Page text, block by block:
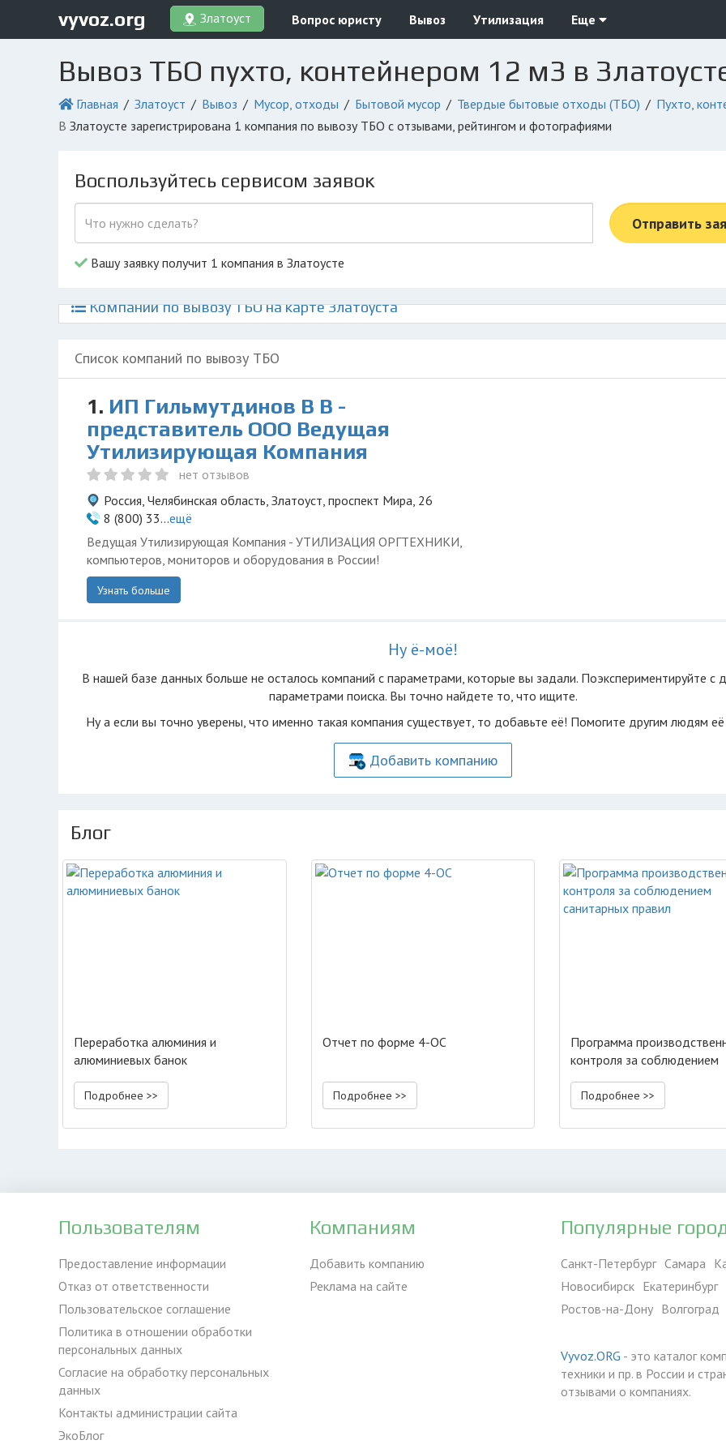
vyvoz.org Златоуст Вопрос юристу Вывоз Утилизация Еще
Вывоз ТБО пухто, контейнером 12 м3 в
Главная Златоуст Вывоз Мусор, отходы Бытовой мусор Твердые бытовые отходы (ТБО)
Пухто,
в Златоусте зарегистрирована 1 компания по вывозу ТБО с отзывами, рейтингом и фотографиями
Воспользуйтесь сервисом заявок
Отправить
Вашу заявку получит 1 компания в Златоусте
Компании по вывозу ТБО на карте Златоуста
Список компаний по вывозу ТБО
1. ИП Гильмутдинов В В -
представитель ООО Ведущая
Утилизирующая Компания
нет отзывов
Россия, Челябинская область, Златоуст, проспект Мира, 26
8 (800) 33...ещё
Ведущая Утилизирующая Компания - УТИЛИЗАЦИЯ ОРГТЕХНИКИ,
компьютеров, мониторов и оборудования в России!
Узнать больше
Ну ё-моё!
В нашей базе данных больше не осталоcь компаний с параметрами, которые вы задали. Поэкспериментируйте с
параметрами поиска. Вы точно найдете то, что ищите.
Ну а если вы точно уверены, что именно такая компания существует, то добавьте её! Помогите другим людям
Добавить компанию
Блог
Переработка алюминия и
алюминиевых банок
Подробнее >>
Отчет по форме 4-ОС
Подробнее >>
Программа
контроля за соблюдением
санитарных правил
Подробнее >>
Пользователям
Предоставление информации
Отказ от ответственности
Пользовательское соглашение
Политика в отношении обработки
персональных данных
Согласие на обработку персональных
данных
Контакты администрации сайта
ЭкоБлог
Компаниям
Добавить компанию
Реклама на сайте
Популярные
Санкт-Петербург Самара
Новосибирск Екатеринбург
Ростов-на-Дону Волгоград
Vyvoz.ORG - это каталог
техники и пр. в России и
отзывами о компаниях.